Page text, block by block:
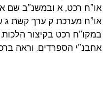
או”ח רכט, א ובמשנ”ב שם
או”ח מערכת ק ערך קשת ג
במקו”ח רכט בקיצור
אחבנ”י הספרדים. וראה